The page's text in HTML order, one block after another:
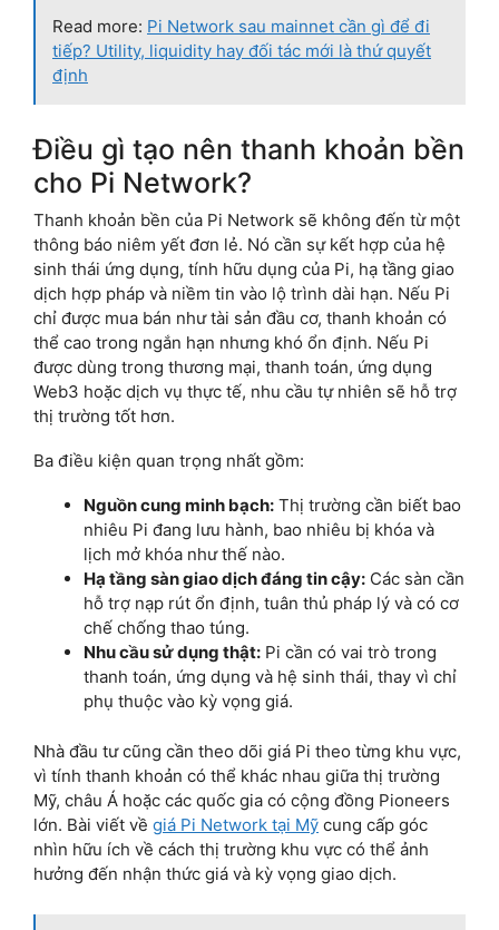
Read more: Pi Network sau mainnet cần gì để đi
tiếp? Utility, liquidity hay đối tác mới là thứ quyết
định
Điều gì tạo nên thanh khoản bền
cho Pi Network?
Thanh khoản bền của Pi Network sẽ không đến từ một
thông báo niêm yết đơn lẻ. Nó cần sự kết hợp của hệ
sinh thái ứng dụng, tính hữu dụng của Pi, hạ tầng giao
dịch hợp pháp và niềm tin vào lộ trình dài hạn. Nếu Pi
chỉ được mua bán như tài sản đầu cơ, thanh khoản có
thể cao trong ngắn hạn nhưng khó ổn định. Nếu Pi
được dùng trong thương mại, thanh toán, ứng dụng
Web3 hoặc dịch vụ thực tế, nhu cầu tự nhiên sẽ hỗ trợ
thị trường tốt hơn.
Ba điều kiện quan trọng nhất gồm:
Nguồn cung minh bạch: Thị trường cần biết bao
nhiêu Pi đang lưu hành, bao nhiêu bị khóa và
lịch mở khóa như thế nào.
Hạ tầng sàn giao dịch đáng tin cậy: Các sàn cần
hỗ trợ nạp rút ổn định, tuân thủ pháp lý và có cơ
chế chống thao túng.
Nhu cầu sử dụng thật: Pi cần có vai trò trong
thanh toán, ứng dụng và hệ sinh thái, thay vì chỉ
phụ thuộc vào kỳ vọng giá.
Nhà đầu tư cũng cần theo dõi giá Pi theo từng khu vực,
vì tính thanh khoản có thể khác nhau giữa thị trường
Mỹ, châu Á hoặc các quốc gia có cộng đồng Pioneers
lớn. Bài viết về giá Pi Network tại Mỹ cung cấp góc
nhìn hữu ích về cách thị trường khu vực có thể ảnh
hưởng đến nhận thức giá và kỳ vọng giao dịch.